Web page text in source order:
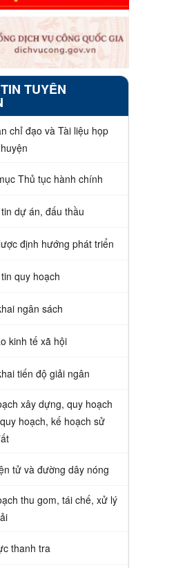
TUYÊN
chỉ đạo và Tài liệu họp
Thủ tục hành chính
dự án, đấu thầu
định hướng phát triển
quy hoạch
ngân sách
kinh tế xã hội
tiến độ giải ngân
xây dựng, quy hoạch
hoạch, kế hoạch sử
tử và đường dây nóng
thu gom, tái chế, xử lý
thanh tra